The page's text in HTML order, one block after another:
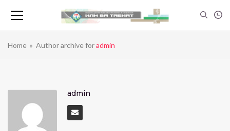
Home » Author archive foradmin
admin